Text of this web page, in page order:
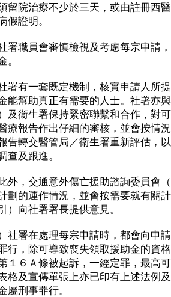
留院治療不少於三天，或由註冊西
假證明。
職員會審慎檢視及考慮每宗申請，
。
有一套既定機制，核實申請人所提
能幫助真正有需要的人士。社署亦
及衞生署保持緊密聯繫和合作，對
療報告作出仔細的審核，並會按情
告轉交醫管局／衞生署重新評估，
查及跟進。
，交通意外傷亡援助諮詢委員會（
劃的運作情況，並會按需要就有關
）向社署署長提供意見。
）社署在處理每宗申請時，都會向申
行，除可導致喪失領取援助金的資
１６Ａ條被起訴，一經定罪，最高
格及宣傳單張上亦已印有上述法例
屬刑事罪行。